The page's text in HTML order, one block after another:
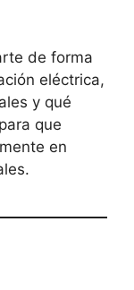
de forma
eléctrica,
y qué
que
en